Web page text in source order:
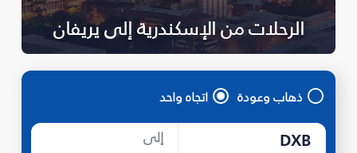
الرحلات من الإسكندرية إلى يريفان
ذهاب وعودة اتجاه واحد
DXB إلى